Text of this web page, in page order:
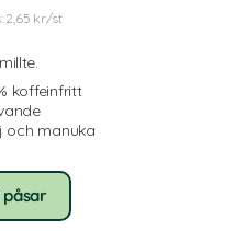
2,65 kr/st
koffeinfritt
och manuka
påsar